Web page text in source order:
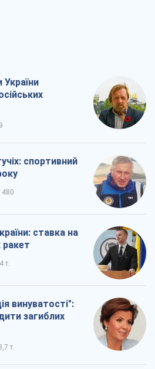
спортивний
480
ставка на
ракет
т.
винуватості":
загиблих
т.